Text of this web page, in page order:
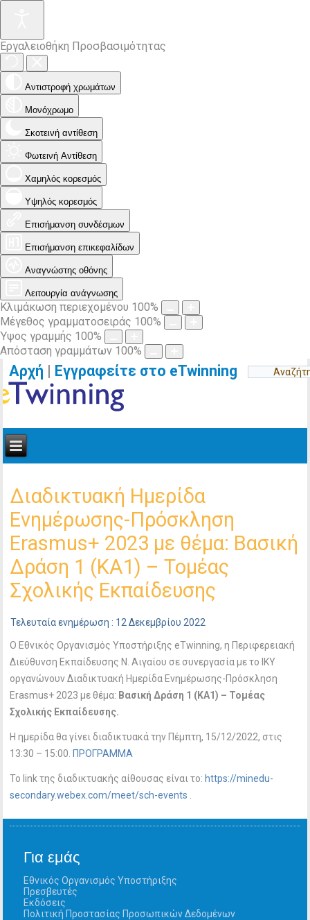
Εργαλειοθήκη Προσβασιμότητας
Αντιστροφή χρωμάτων
Μονόχρωμο
Σκοτεινή αντίθεση
Φωτεινή Αντίθεση
Χαμηλός κορεσμός
Υψηλός κορεσμός
Επισήμανση συνδέσμων
Επισήμανση επικεφαλίδων
Αναγνώστης οθόνης
Λειτουργία ανάγνωσης
Κλιμάκωση περιεχομένου 100%
Μέγεθος γραμματοσειράς 100%
Ύψος γραμμής 100%
Απόσταση γραμμάτων 100%
Αρχή | Εγγραφείτε στο eTwinning
Διαδικτυακή Ημερίδα
Ενημέρωσης-Πρόσκληση
Erasmus+ 2023 με θέμα: Βασική
Δράση 1 (ΚΑ1) – Τομέας
Σχολικής Εκπαίδευσης
Τελευταία ενημέρωση : 12 Δεκεμβρίου 2022
O Eθνικός Oργανισμός Yποστήριξης eTwinning, η Περιφερειακή
Διεύθυνση Εκπαίδευσης Ν. Αιγαίου σε συνεργασία με το ΙΚΥ
οργανώνουν Διαδικτυακή Ημερίδα Ενημέρωσης-Πρόσκληση
Erasmus+ 2023 με θέμα: Βασική Δράση 1 (ΚΑ1) – Τομέας
Σχολικής Εκπαίδευσης.
Η ημερίδα θα γίνει διαδικτυακά την Πέμπτη, 15/12/2022, στις
13:30 – 15:00. ΠΡΟΓΡΑΜΜΑ
Το link της διαδικτυακής αίθουσας είναι το: https://minedu-
secondary.webex.com/meet/sch-events
Για εμάς
Εθνικός Οργανισμός Υποστήριξης
Πρεσβευτές
Εκδόσεις
Πολιτική Προστασίας Προσωπικών Δεδομένων